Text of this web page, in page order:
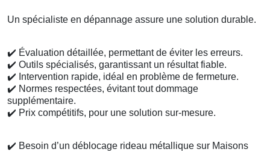
Un spécialiste en dépannage assure une solution durable.
✔️ Évaluation détaillée, permettant de éviter les erreurs.
✔️ Outils spécialisés, garantissant un résultat fiable.
✔️ Intervention rapide, idéal en problème de fermeture.
✔️ Normes respectées, évitant tout dommage
supplémentaire.
✔️ Prix compétitifs, pour une solution sur-mesure.
✔️ Besoin d’un déblocage rideau métallique sur Maisons